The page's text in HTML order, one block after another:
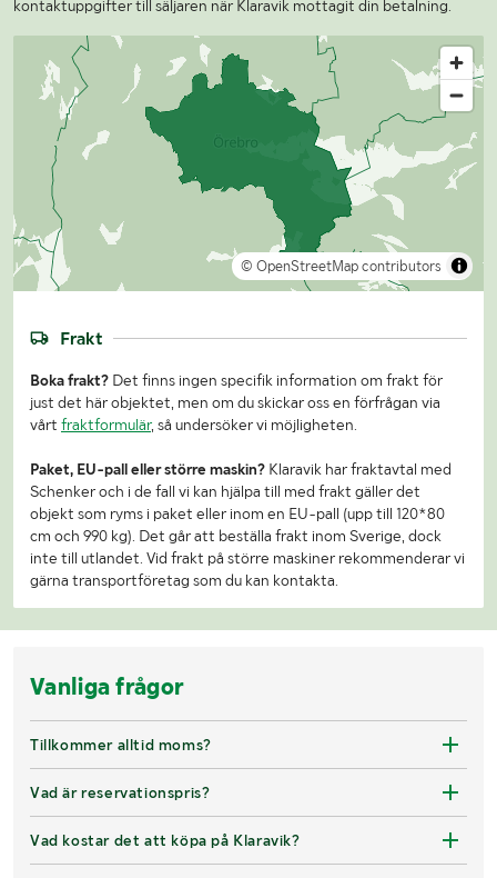
kontaktuppgifter till säljaren när Klaravik mottagit din betalning.
© OpenStreetMap contributors
Frakt
Boka frakt? Det finns ingen specifik information om frakt för
just det här objektet, men om du skickar oss en förfrågan via
vårt fraktformulär, så undersöker vi möjligheten.
Paket, EU-pall eller större maskin? Klaravik har fraktavtal med
Schenker och i de fall vi kan hjälpa till med frakt gäller det
objekt som ryms i paket eller inom en EU-pall (upp till 120*80
cm och 990 kg). Det går att beställa frakt inom Sverige, dock
inte till utlandet. Vid frakt på större maskiner rekommenderar vi
gärna transportföretag som du kan kontakta.
Vanliga frågor
Tillkommer alltid moms?
Vad är reservationspris?
Vad kostar det att köpa på Klaravik?